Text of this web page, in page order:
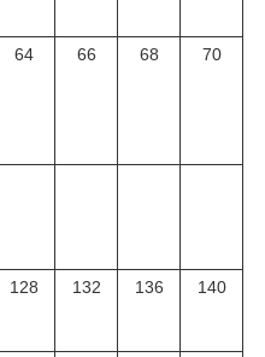
64 66 68 70
128 132 136 140